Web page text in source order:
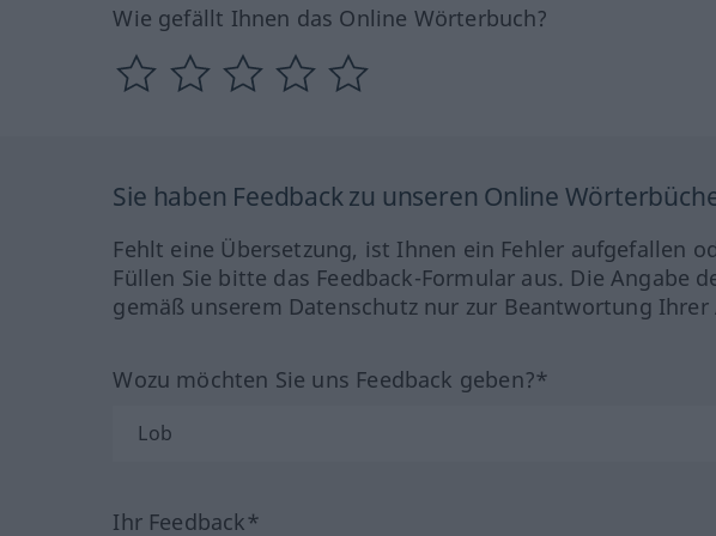
Wie gefällt Ihnen das Online Wörterbuch?
Sie haben Feedback zu unseren Online
Fehlt eine Übersetzung, ist Ihnen ein Fehler aufgefallen
Füllen Sie bitte das Feedback-Formular aus. Die Angabe
gemäß unserem Datenschutz nur zur Beantwortung Ihrer
Wozu möchten Sie uns Feedback geben?*
Ihr Feedback*